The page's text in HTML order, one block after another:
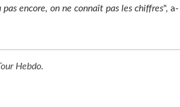
pas encore, on ne connaît pas les chiffres", a-
Hebdo.